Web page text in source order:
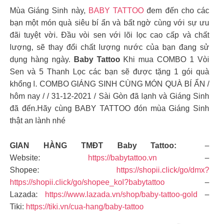
Mùa Giáng Sinh này, BABY TATTOO đem đến cho các
bạn một món quà siêu bí ẩn và bất ngờ cùng với sự ưu
đãi tuyệt vời. Đầu vòi sen với lõi lọc cao cấp và chất
lượng, sẽ thay đổi chất lượng nước của bạn đang sử
dụng hàng ngày.
Baby Tattoo Khi mua COMBO 1 Vòi
Sen và 5 Thanh Lọc các bạn sẽ được tặng 1 gói quà
khổng l. COMBO GIÁNG SINH CÙNG MÓN QUÀ BÍ ẨN /
hôm nay / / 31-12-2021 / Sài Gòn đã lạnh và Giáng Sinh
đã đến.Hãy cùng BABY TATTOO đón mùa Giáng Sinh
thật an lành nhé
GIAN HÀNG TMĐT Baby Tattoo:
–
Website:
https://babytattoo.vn –
Shopee:
https://shopii.click/go/dmx?
https://shopii.click/go/shopee_kol?babytattoo –
Lazada:
https://www.lazada.vn/shop/baby-tattoo-gold
–
Tiki: https://tiki.vn/cua-hang/baby-tattoo